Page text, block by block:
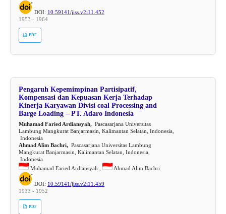
DOI: 10.59141/jiss.v2i11.452
1953 - 1964
PDF
Pengaruh Kepemimpinan Partisipatif,
Kompensasi dan Kepuasan Kerja Terhadap
Kinerja Karyawan Divisi coal Processing and
Barge Loading – PT. Adaro Indonesia
Muhamad Faried Ardiansyah,Pascasarjana Universitas
Lambung Mangkurat Banjarmasin, Kalimantan Selatan, Indonesia,
Indonesia
Ahmad Alim Bachri,Pascasarjana Universitas Lambung
Mangkurat Banjarmasin, Kalimantan Selatan, Indonesia,
Indonesia
Muhamad Faried Ardiansyah ,
Ahmad Alim Bachri
DOI: 10.59141/jiss.v2i11.459
1933 - 1952
PDF